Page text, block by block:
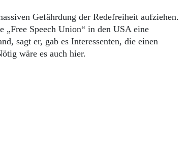
Gefährdung der Redefreiheit aufziehen.
„Free Speech Union“ in den USA eine
sagt er, gab es Interessenten, die einen
wäre es auch hier.